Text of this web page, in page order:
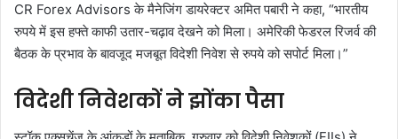
CR Forex Advisors के मैनेजिंग डायरेक्टर अमित पबारी ने कहा, “भारतीय
रुपये में इस हफ्ते काफी उतार-चढ़ाव देखने को मिला। अमेरिकी फेडरल रिजर्व की
बैठक के प्रभाव के बावजूद मजबूत विदेशी निवेश से रुपये को सपोर्ट मिला।”
विदेशी निवेशकों ने झोंका पैसा